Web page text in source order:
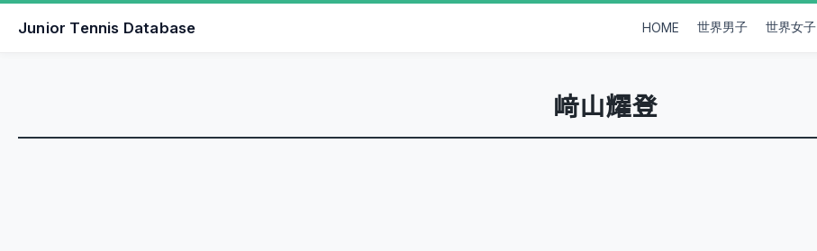
Junior Tennis Database HOME 世界男子 世界女子
﨑山耀登